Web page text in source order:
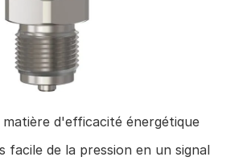
d'efficacité énergétique
facile de la pression en un signal